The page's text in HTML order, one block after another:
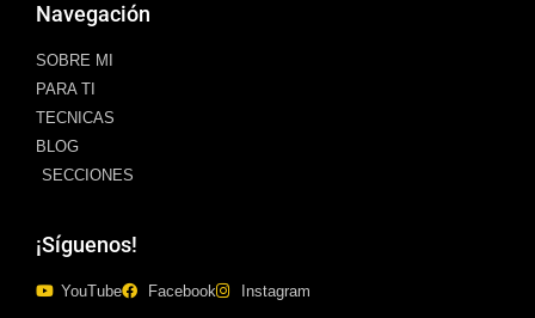
Navegación
SOBRE MI
PARA TI
TECNICAS
BLOG
SECCIONES
¡Síguenos!
YouTube Facebook Instagram